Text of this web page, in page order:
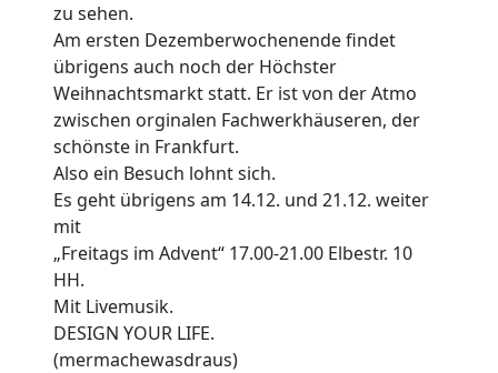
zu sehen.
Am ersten Dezemberwochenende findet
übrigens auch noch der Höchster
Weihnachtsmarkt statt. Er ist von der Atmo
zwischen orginalen Fachwerkhäuseren, der
schönste in Frankfurt.
Also ein Besuch lohnt sich.
Es geht übrigens am 14.12. und 21.12. weiter
mit
„Freitags im Advent“ 17.00-21.00 Elbestr. 10
HH.
Mit Livemusik.
DESIGN YOUR LIFE.
(mermachewasdraus)